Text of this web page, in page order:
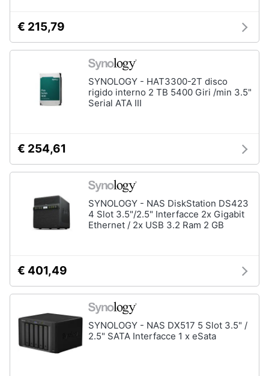
€ 215,79
SYNOLOGY - HAT3300-2T disco
rigido interno 2 TB 5400 Giri /min 3.5"
Serial ATA III
€ 254,61
SYNOLOGY - NAS DiskStation DS423
4 Slot 3.5"/2.5" Interfacce 2x Gigabit
Ethernet / 2x USB 3.2 Ram 2 GB
€ 401,49
SYNOLOGY - NAS DX517 5 Slot 3.5" /
2.5" SATA Interfacce 1 x eSata